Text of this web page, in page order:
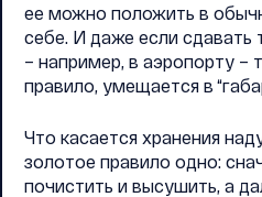
ее можно положить в
себе. И даже если сдавать
– например, в аэропорту –
правило, умещается в
Что касается хранения
золотое правило одно:
почистить и высушить, а